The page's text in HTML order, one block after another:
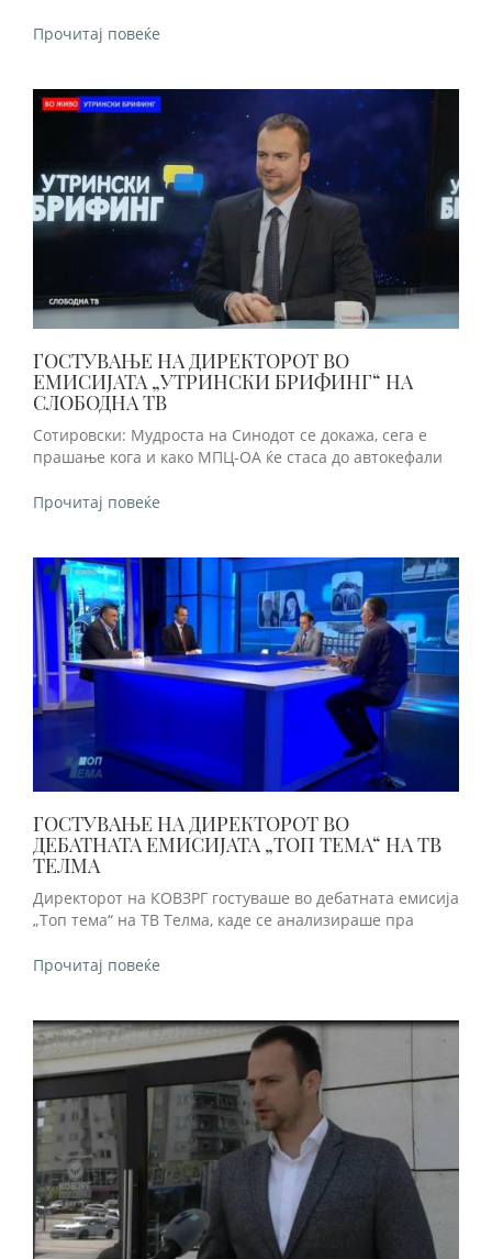
Прочитај повеќе
ГОСТУВАЊЕ НА ДИРЕКТОРОТ ВО
ЕМИСИЈАТА „УТРИНСКИ БРИФИНГ“ НА
СЛОБОДНА ТВ
Сотировски: Мудроста на Синодот се докажа, сега е
прашање кога и како МПЦ-ОА ќе стаса до автокефали
Прочитај повеќе
ГОСТУВАЊЕ НА ДИРЕКТОРОТ ВО
ДЕБАТНАТА ЕМИСИЈАТА „ТОП ТЕМА“ НА ТВ
ТЕЛМА
Директорот на КОВЗРГ гостуваше во дебатната емисија
„Топ тема“ на ТВ Телма, каде се анализираше пра
Прочитај повеќе